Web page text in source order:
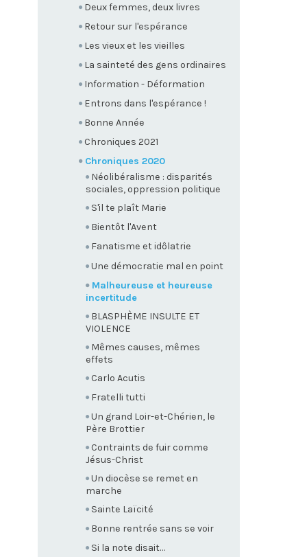
Deux femmes, deux livres
Retour sur l'espérance
Les vieux et les vieilles
La sainteté des gens ordinaires
Information - Déformation
Entrons dans l'espérance !
Bonne Année
Chroniques 2021
Chroniques 2020
Néolibéralisme : disparités
sociales, oppression politique
S'il te plaît Marie
Bientôt l'Avent
Fanatisme et idôlatrie
Une démocratie mal en point
Malheureuse et heureuse
incertitude
BLASPHÈME INSULTE ET
VIOLENCE
Mêmes causes, mêmes
effets
Carlo Acutis
Fratelli tutti
Un grand Loir-et-Chérien, le
Père Brottier
Contraints de fuir comme
Jésus-Christ
Un diocèse se remet en
marche
Sainte Laïcité
Bonne rentrée sans se voir
Si la note disait…